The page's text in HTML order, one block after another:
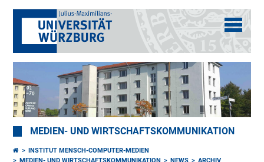
MEDIEN- UND WIRTSCHAFTSKOMMUNIKATION
INSTITUT MENSCH-COMPUTER-MEDIEN